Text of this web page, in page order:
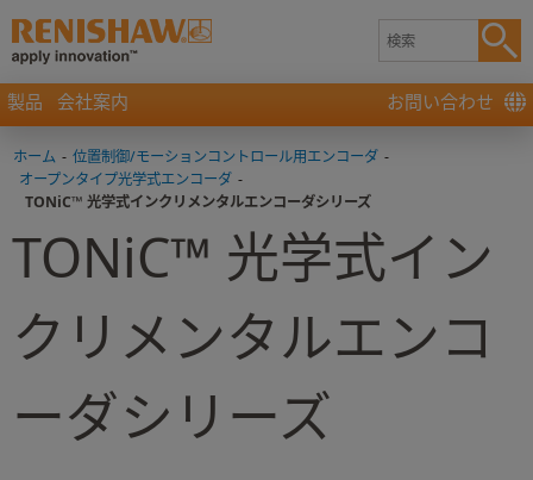
製品 会社案内 お問い合わせ
ホーム - 位置制御/モーションコントロール用エンコーダ -
オープンタイプ光学式エンコーダ -
TONiC™ 光学式インクリメンタルエンコーダシリーズ
TONiC™ 光学式イン
クリメンタルエンコ
ーダシリーズ